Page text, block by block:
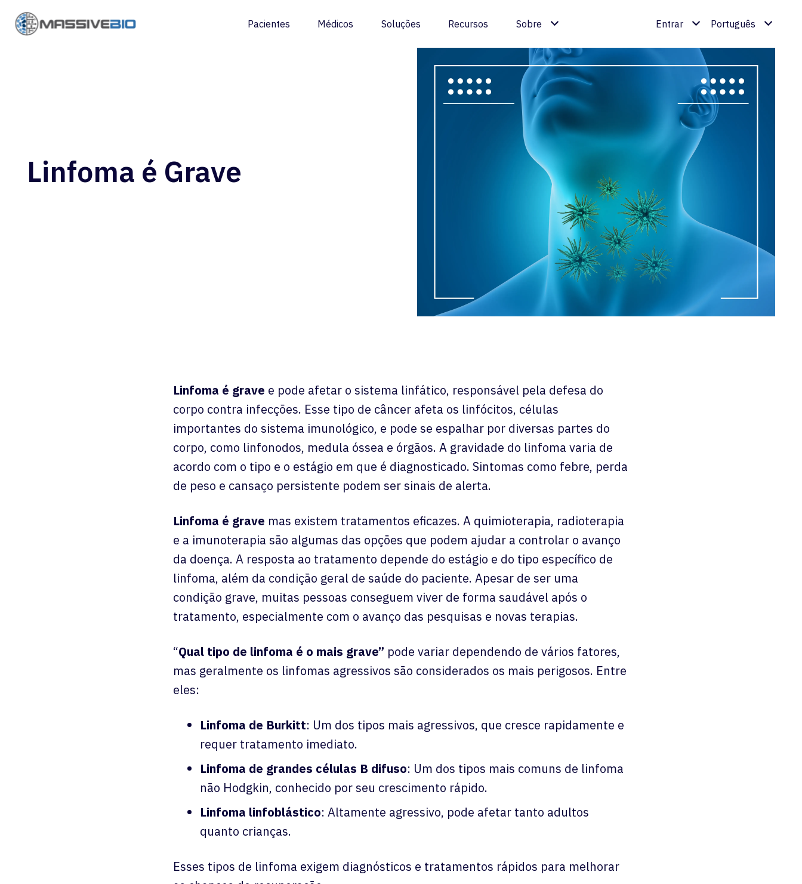
Pacientes Médicos Soluções Recursos Sobre Entrar Português
Linfoma é Grave
Linfoma é grave e pode afetar o sistema linfático, responsável pela defesa do
corpo contra infecções. Esse tipo de câncer afeta os linfócitos, células
importantes do sistema imunológico, e pode se espalhar por diversas partes do
corpo, como linfonodos, medula óssea e órgãos. A gravidade do linfoma varia de
acordo com o tipo e o estágio em que é diagnosticado. Sintomas como febre, perda
de peso e cansaço persistente podem ser sinais de alerta.
Linfoma é grave mas existem tratamentos eficazes. A quimioterapia, radioterapia
e a imunoterapia são algumas das opções que podem ajudar a controlar o avanço
da doença. A resposta ao tratamento depende do estágio e do tipo específico de
linfoma, além da condição geral de saúde do paciente. Apesar de ser uma
condição grave, muitas pessoas conseguem viver de forma saudável após o
tratamento, especialmente com o avanço das pesquisas e novas terapias.
“Qual tipo de linfoma é o mais grave” pode variar dependendo de vários fatores,
mas geralmente os linfomas agressivos são considerados os mais perigosos. Entre
eles:
Linfoma de Burkitt: Um dos tipos mais agressivos, que cresce rapidamente e
requer tratamento imediato.
Linfoma de grandes células B difuso: Um dos tipos mais comuns de linfoma
não Hodgkin, conhecido por seu crescimento rápido.
Linfoma linfoblástico: Altamente agressivo, pode afetar tanto adultos
quanto crianças.
Esses tipos de linfoma exigem diagnósticos e tratamentos rápidos para melhorar